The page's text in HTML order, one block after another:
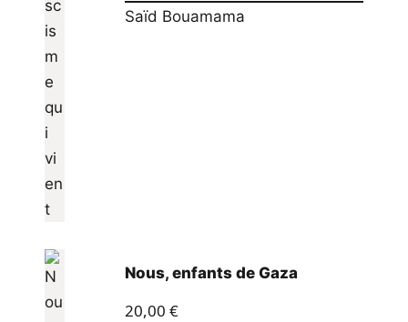
Saïd Bouamama
Nous, enfants de Gaza
20,00 €